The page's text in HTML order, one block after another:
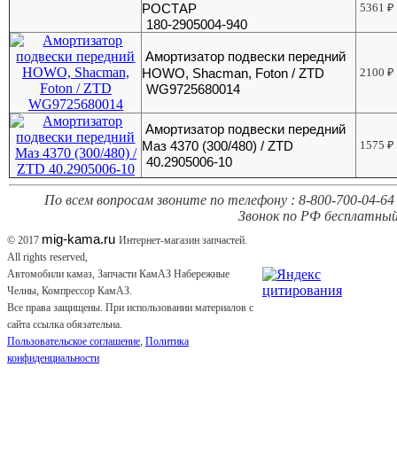
РОСТАР
180-2905004-940
5361₽
Амортизатор подвески передний
HOWO, Shacman, Foton / ZTD
WG9725680014
2100₽
Амортизатор подвески передний
Маз 4370 (300/480) / ZTD
40.2905006-10
1575₽
По всем вопросам звоните по телефону : 8-800-700-04-64
Звонок по РФ
© 2017 mig-kama.ru Интернет-магазин запчастей.
All rights reserved,
Автомобили камаз, Запчасти КамАЗ Набережные
Челны, Компрессор КамАЗ.
Все права защищены. При использовании материалов с
сайта ссылка обязательна.
Пользовательское соглашение, Политика
конфиденциальности